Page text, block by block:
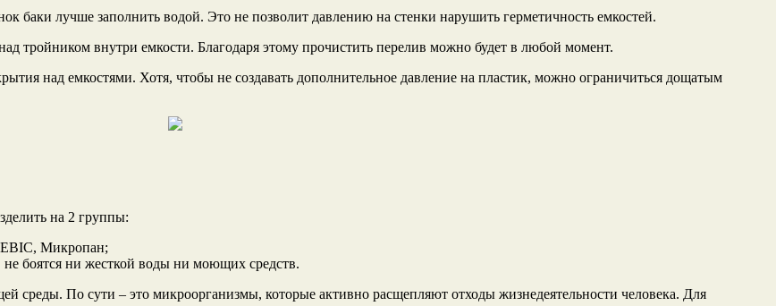
баки лучше заполнить водой. Это не позволит давлению на стенки нарушить герметичность емкостей.
тройником внутри емкости. Благодаря этому прочистить перелив можно будет в любой момент.
над емкостями. Хотя, чтобы не создавать дополнительное давление на пластик, можно ограничиться дощатым
на 2 группы:
Микропан;
не боятся ни жесткой воды ни моющих средств.
среды. По сути – это микроорганизмы, которые активно расщепляют отходы жизнедеятельности человека. Для